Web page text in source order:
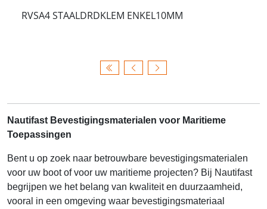
RVSA4 STAALDRDKLEM ENKEL10MM
Nautifast Bevestigingsmaterialen voor Maritieme
Toepassingen
Bent u op zoek naar betrouwbare bevestigingsmaterialen
voor uw boot of voor uw maritieme projecten? Bij Nautifast
begrijpen we het belang van kwaliteit en duurzaamheid,
vooral in een omgeving waar bevestigingsmateriaal